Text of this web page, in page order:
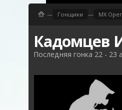
Кадомцев
Последняя гонка 22 - 23
— Гонщики — MX Open